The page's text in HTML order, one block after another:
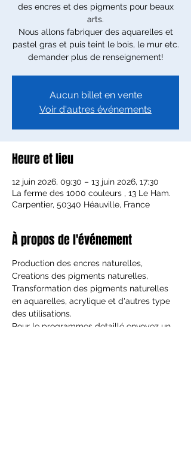
des encres et des pigments pour beaux
arts.
Nous allons fabriquer des aquarelles et
pastel gras et puis teint le bois, le mur etc.
demander plus de renseignement!
Aucun billet en vente
Voir d'autres événements
Heure et lieu
12 juin 2026, 09:30 – 13 juin 2026, 17:30
La ferme des 1000 couleurs , 13 Le Ham.
Carpentier, 50340 Héauville, France
À propos de l'événement
Production des encres naturelles,
Creations des pigments naturelles,
Transformation des pigments naturelles
en aquarelles, acrylique et d'autres type
des utilisations.
Pour le programmes detaillé envoyez un